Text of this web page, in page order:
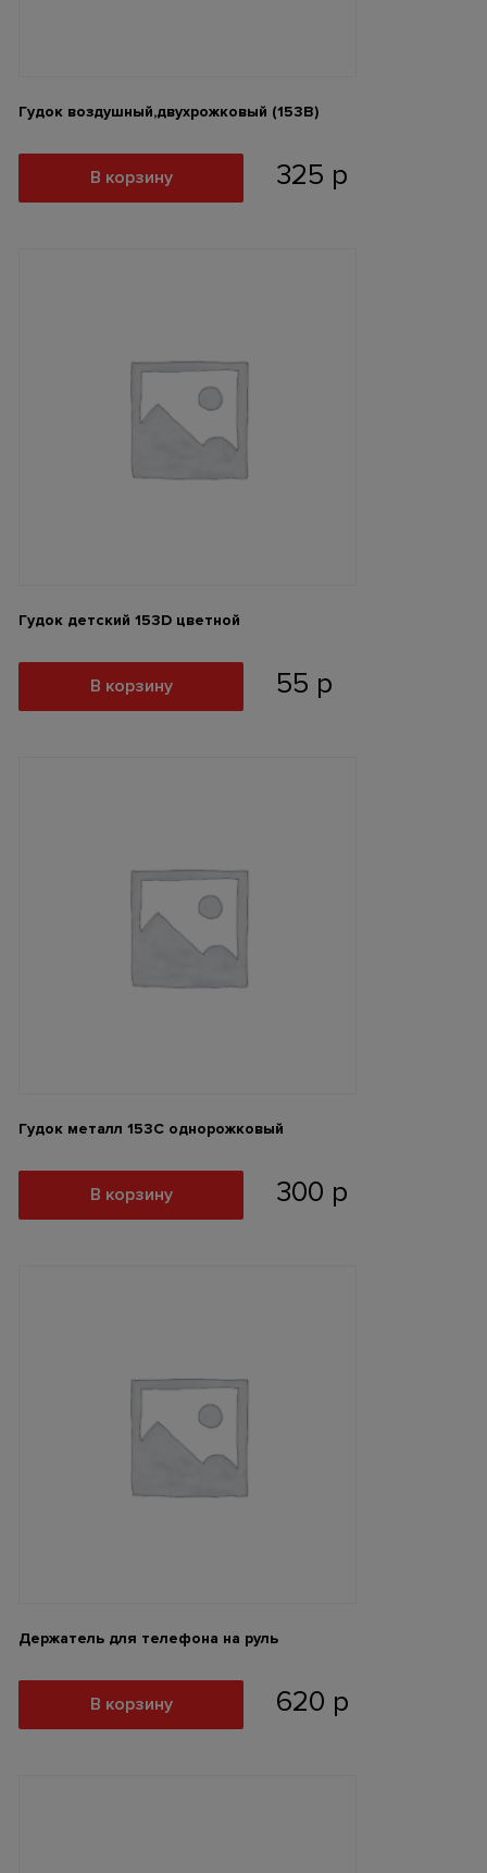
Гудок воздушный,двухрожковый (153В)
325 р
В корзину
Гудок детский 153D цветной
55 р
В корзину
Гудок металл 153С однорожковый
300 р
В корзину
Держатель для телефона на руль
620 р
В корзину